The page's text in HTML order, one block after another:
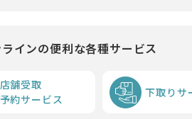
インの便利な各種サービス
店舗受取
予約サービス
下取りサ